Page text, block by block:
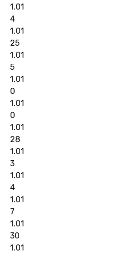
1.01
4
1.01
25
1.01
5
1.01
0
1.01
0
1.01
28
1.01
3
1.01
4
1.01
7
1.01
30
1.01